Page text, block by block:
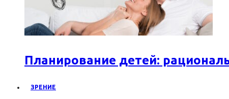
Планирование детей:
ЗРЕНИЕ